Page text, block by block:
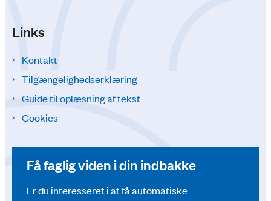
Links
Kontakt
Tilgængelighedserklæring
Guide til oplæsning af tekst
Cookies
Få faglig viden i din indbakke
Er du interesseret i at få automatiske